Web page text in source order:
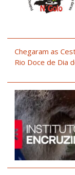
Chegaram as
Rio Doce de Dia